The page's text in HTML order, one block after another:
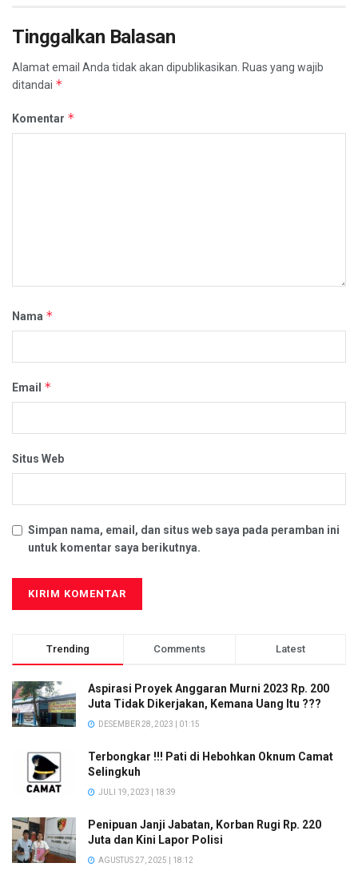
Tinggalkan Balasan
Alamat email Anda tidak akan dipublikasikan. Ruas yang wajib
ditandai *
Komentar *
Nama *
Email *
Situs Web
Simpan nama, email, dan situs web saya pada peramban ini
untuk komentar saya berikutnya.
Trending Comments Latest
Aspirasi Proyek Anggaran Murni 2023 Rp. 200
Juta Tidak Dikerjakan, Kemana Uang Itu ???
DESEMBER 28, 2023 | 01:15
Terbongkar !!! Pati di Hebohkan Oknum Camat
Selingkuh
JULI 19, 2023 | 18:39
Penipuan Janji Jabatan, Korban Rugi Rp. 220
Juta dan Kini Lapor Polisi
AGUSTUS 27, 2025 | 18:12